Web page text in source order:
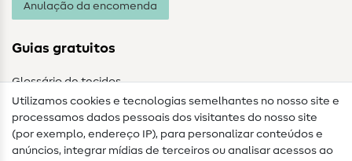
Anulação da encomenda
Guias gratuitos
Glossário de tecidos
Guias de costura
Utilizamos cookies e tecnologias semelhantes no nosso site e
processamos dados pessoais dos visitantes do nosso site
(por exemplo, endereço IP), para personalizar conteúdos e
anúncios, integrar mídias de terceiros ou analisar acessos ao